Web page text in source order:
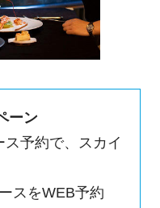
ーン
予約で、スカイ
スをWEB予約